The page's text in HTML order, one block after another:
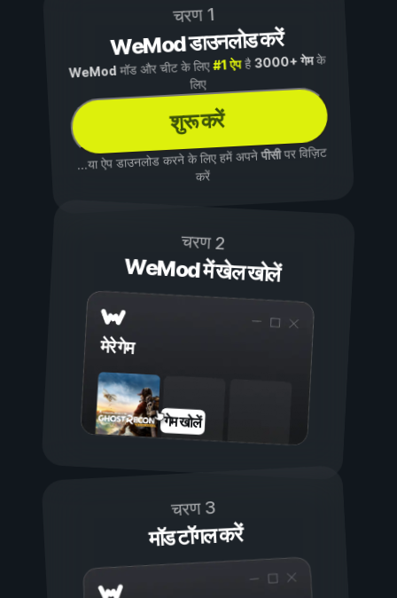
चरण 1
WeMod डाउनलोड करें
WeMod मॉड और चीट के लिए#1 ऐपहै3000+ गेमके
लिए
शुरू करें
...या ऐप डाउनलोड करने के लिए हमें अपनेपीसीपर विज़िट
करें
चरण 2
WeMod में खेल खोलें
मेरे गेम
गेम खोलें
चरण 3
मॉड टॉगल करें